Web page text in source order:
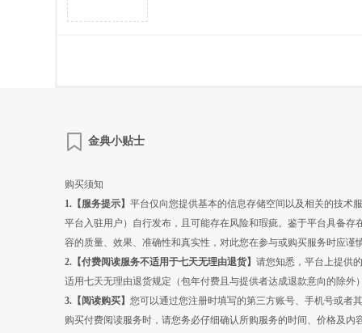
金典小贴士
购买须知
1.【服务提示】 平台仅向您提供基本的信息存储空间以及相关的技术
平台入驻用户）自行发布，且可能存在风险和瑕疵。鉴于平台具备
容的质量、效果、准确性和真实性，对此您在参与或购买服务时应谨
2.【付费阅读服务不适用于七天无理由退货】 请您知悉，平台上提供
适用七天无理由退货规定（包年付费且与提供者达成退款意向的除外
3.【阅读购买】 您可以通过您注册时填写的第三方账号、手机号或者
购买付费阅读服务时，请您务必仔细确认所购服务的时间、价格及